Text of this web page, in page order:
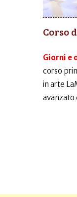
Corso
Giorni e
corso
in arte
avanzato